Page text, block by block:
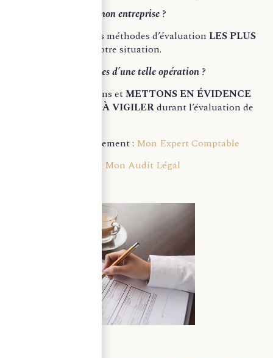
Comment évaluer mon entreprise ?
Nous choisissons les méthodes d’évaluation LES PLUS
à votre situation.
Quels sont les risques d’une telle opération ?
Nous vous conseillons etMETTONS EN ÉVIDENCE
LES POINTS CLÉS À VIGILERdurant l’évaluation de
Pour un accompagnement : Mon Expert Comptable
Mon Audit Légal